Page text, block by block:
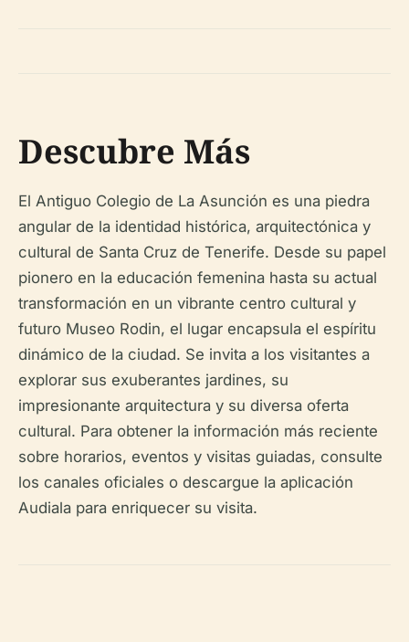
Descubre Más
El Antiguo Colegio de La Asunción es una piedra
angular de la identidad histórica, arquitectónica y
cultural de Santa Cruz de Tenerife. Desde su papel
pionero en la educación femenina hasta su actual
transformación en un vibrante centro cultural y
futuro Museo Rodin, el lugar encapsula el espíritu
dinámico de la ciudad. Se invita a los visitantes a
explorar sus exuberantes jardines, su
impresionante arquitectura y su diversa oferta
cultural. Para obtener la información más reciente
sobre horarios, eventos y visitas guiadas, consulte
los canales oficiales o descargue la aplicación
Audiala para enriquecer su visita.